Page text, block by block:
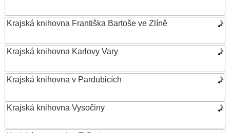
Krajská knihovna Františka Bartoše ve Zlíně
Krajská knihovna Karlovy Vary
Krajská knihovna v Pardubicích
Krajská knihovna Vysočiny